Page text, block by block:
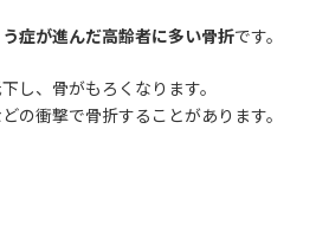
症が進んだ高齢者に多い骨折です。
し、骨がもろくなります。
の衝撃で骨折することがあります。